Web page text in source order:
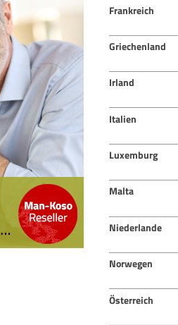
Frankreich
Griechenland
Irland
Italien
Luxemburg
Malta
Niederlande
Norwegen
Österreich